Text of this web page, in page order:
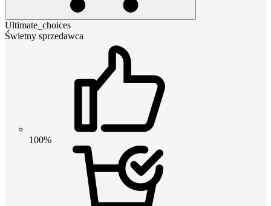
Ultimate_choices
Świetny sprzedawca
100%